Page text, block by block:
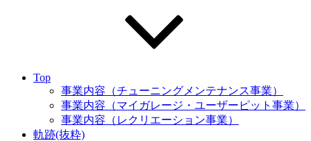
Top
事業内容（チューニングメンテナンス事業）
事業内容（マイガレージ・ユーザーピット事業）
事業内容（レクリエーション事業）
軌跡(抜粋)